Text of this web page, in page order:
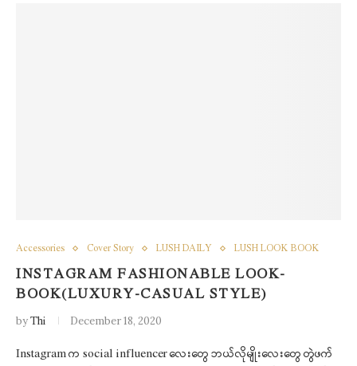
Accessories Cover Story LUSH DAILY LUSH LOOK BOOK
INSTAGRAM FASHIONABLE LOOK-
BOOK(LUXURY-CASUAL STYLE)
byThi December 18, 2020
Instagram က social influencer လေးတွေ ဘယ်လိုမျိုးလေးတွေ တွဲဖက်